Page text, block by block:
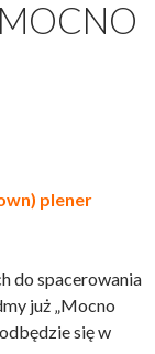
plener
do spacerowania
już „Mocno
się w